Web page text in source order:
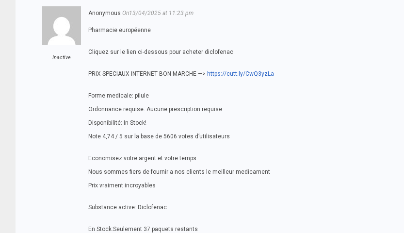
Inactive
Anonymous On13/04/2025 at 11:23 pm
Pharmacie européenne
Cliquez sur le lien ci-dessous pour acheter diclofenac
PRIX SPECIAUX INTERNET BON MARCHE —> https://cutt.ly/CwQ3yzLa
Forme medicale: pilule
Ordonnance requise: Aucune prescription requise
Disponibilité: In Stock!
Note 4,74 / 5 sur la base de 5606 votes d’utilisateurs
Economisez votre argent et votre temps
Nous sommes fiers de fournir a nos clients le meilleur medicament
Prix vraiment incroyables
Substance active: Diclofenac
En Stock:Seulement 37 paquets restants